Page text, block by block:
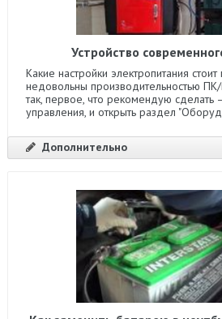
Устройство
Какие настройки электропитания
недовольны производительностью
так, первое, что рекомендую сделать
управления, и открыть раздел
Дополнительно